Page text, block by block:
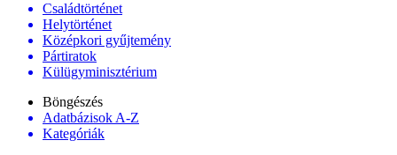
Családtörténet
Helytörténet
Középkori gyűjtemény
Pártiratok
Külügyminisztérium
Böngészés
Adatbázisok A-Z
Kategóriák